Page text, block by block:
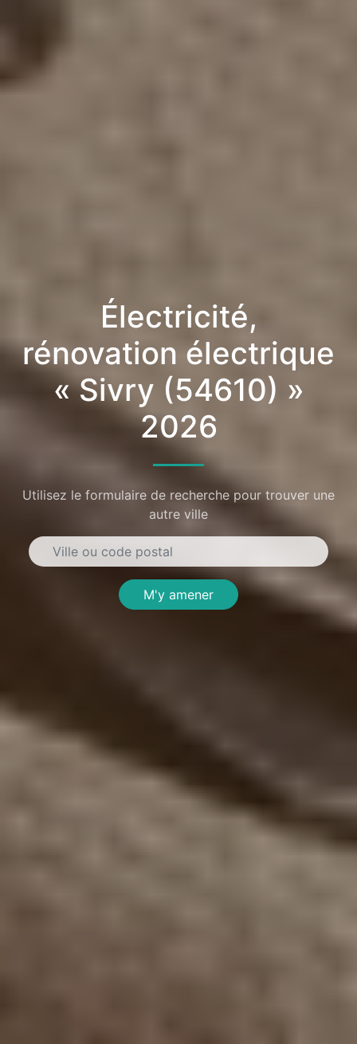
Électricité,
rénovation électrique
« Sivry (54610) »
2026
Utilisez le formulaire de recherche pour trouver une
autre ville
M'y amener